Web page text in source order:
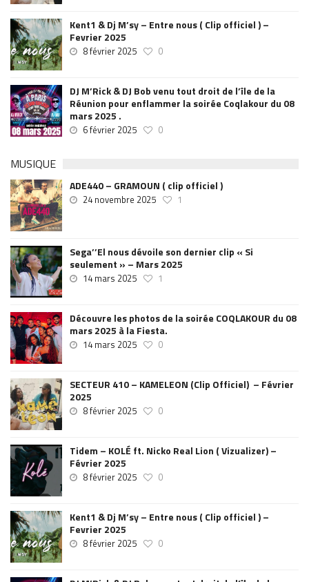
Kent1 & Dj M’sy – Entre nous ( Clip officiel ) –
Fevrier 2025
8 février 2025 0
DJ M’Rick & DJ Bob venu tout droit de l’île de la
Réunion pour enflammer la soirée Coqlakour du 08
mars 2025 .
6 février 2025 0
MUSIQUE
ADE440 – GRAMOUN ( clip officiel )
24 novembre 2025 1
Sega’’El nous dévoile son dernier clip « Si
seulement » – Mars 2025
14 mars 2025 1
Découvre les photos de la soirée COQLAKOUR du 08
mars 2025 à la Fiesta.
14 mars 2025 0
SECTEUR 410 – KAMELEON (Clip Officiel) – Février
2025
8 février 2025 0
Tidem – KOLÉ ft. Nicko Real Lion ( Vizualizer) –
Février 2025
8 février 2025 0
Kent1 & Dj M’sy – Entre nous ( Clip officiel ) –
Fevrier 2025
8 février 2025 0